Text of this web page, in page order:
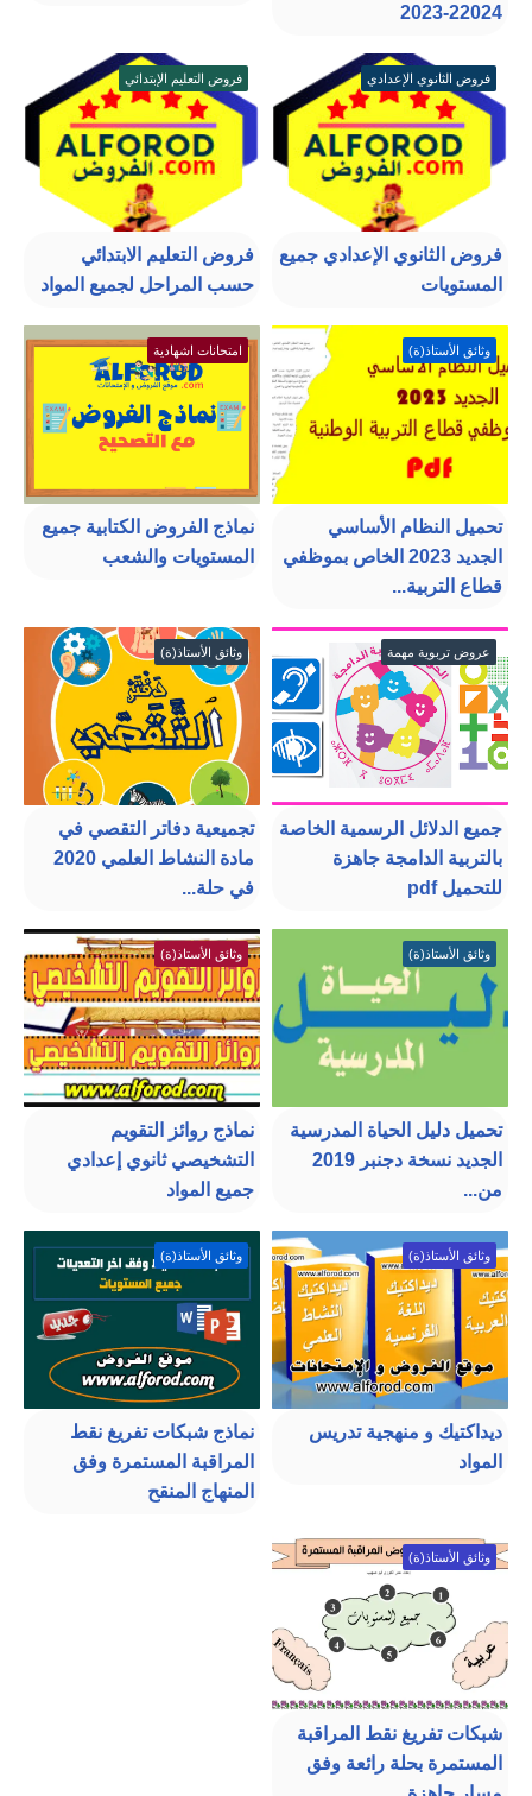
22024-2023
فروض الثانوي الإعدادي
فروض الثانوي الإعدادي جميع
المستويات
فروض التعليم الإبتدائي
فروض التعليم الابتدائي
حسب المراحل لجميع المواد
وثائق الأستاذ(ة)
تحميل النظام الأساسي
الجديد 2023 الخاص بموظفي
قطاع التربية...
امتحانات اشهادية
نماذج الفروض الكتابية جميع
المستويات والشعب
عروض تربوية مهمة
جميع الدلائل الرسمية الخاصة
بالتربية الدامجة جاهزة
للتحميل pdf
وثائق الأستاذ(ة)
تجميعية دفاتر التقصي في
مادة النشاط العلمي 2020
في حلة...
وثائق الأستاذ(ة)
تحميل دليل الحياة المدرسية
الجديد نسخة دجنبر 2019
من...
وثائق الأستاذ(ة)
نماذج روائز التقويم
التشخيصي ثانوي إعدادي
جميع المواد
وثائق الأستاذ(ة)
ديداكتيك و منهجية تدريس
المواد
وثائق الأستاذ(ة)
نماذج شبكات تفريغ نقط
المراقبة المستمرة وفق
المنهاج المنقح
وثائق الأستاذ(ة)
شبكات تفريغ نقط المراقبة
المستمرة بحلة رائعة وفق